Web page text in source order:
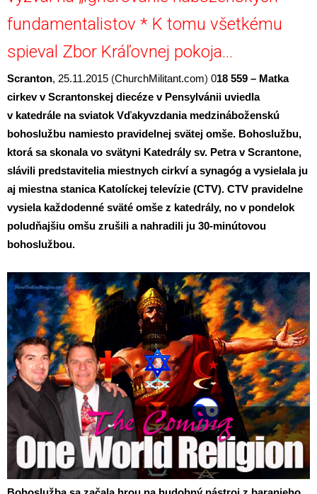
fundamentalistov * K tomu všetkému
spieval Zbor Kráľovnej pokoja…
Scranton, 25.11.2015 (ChurchMilitant.com) 018 559 – Matka
cirkev v Scrantonskej diecéze v Pensylvánii uviedla
v katedrále na sviatok Vďakyvzdania medzináboženskú
bohoslužbu namiesto pravidelnej svätej omše. Bohoslužbu,
ktorá sa skonala vo svätyni Katedrály sv. Petra v Scrantone,
slávili predstavitelia miestnych cirkví a synagóg a vysielala ju
aj miestna stanica Katolíckej televízie (CTV). CTV pravidelne
vysiela každodenné sväté omše z katedrály, no v pondelok
poludňajšiu omšu zrušili a nahradili ju 30-minútovou
bohoslužbou.